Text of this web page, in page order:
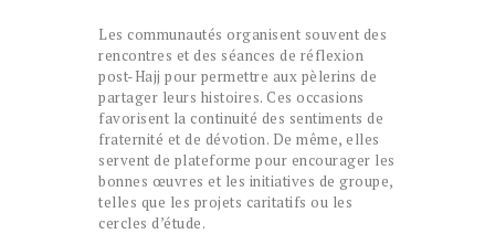
Les communautés organisent souvent des
rencontres et des séances de réflexion
post-Hajj pour permettre aux pèlerins de
partager leurs histoires. Ces occasions
favorisent la continuité des sentiments de
fraternité et de dévotion. De même, elles
servent de plateforme pour encourager les
bonnes œuvres et les initiatives de groupe,
telles que les projets caritatifs ou les
cercles d’étude.